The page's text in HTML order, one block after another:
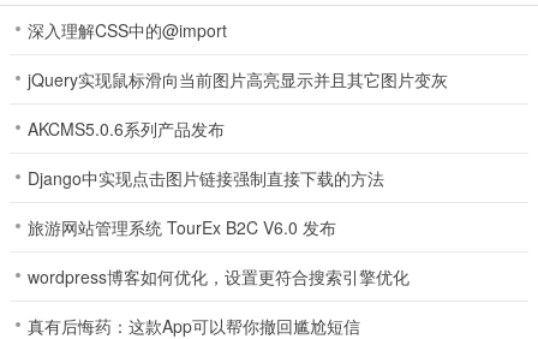
深入理解CSS中的@import
jQuery实现鼠标滑向当前图片高亮显示并且其它图片变灰
AKCMS5.0.6系列产品发布
Django中实现点击图片链接强制直接下载的方法
旅游网站管理系统 TourEx B2C V6.0 发布
wordpress博客如何优化，设置更符合搜索引擎优化
真有后悔药：这款App可以帮你撤回尴尬短信